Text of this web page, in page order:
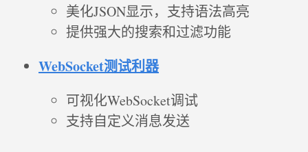
美化JSON显示，支持语法高亮
提供强大的搜索和过滤功能
WebSocket测试利器
可视化WebSocket调试
支持自定义消息发送